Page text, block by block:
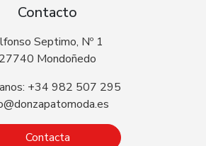
Contacto
Septimo, Nº 1
27740 Mondoñedo
+34 982 507 295
Contacta